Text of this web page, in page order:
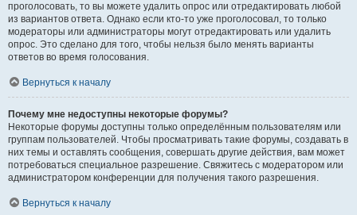
проголосовать, то вы можете удалить опрос или отредактировать любой
из вариантов ответа. Однако если кто-то уже проголосовал, то только
модераторы или администраторы могут отредактировать или удалить
опрос. Это сделано для того, чтобы нельзя было менять варианты
ответов во время голосования.
Вернуться к началу
Почему мне недоступны некоторые форумы?
Некоторые форумы доступны только определённым пользователям или
группам пользователей. Чтобы просматривать такие форумы, создавать в
них темы и оставлять сообщения, совершать другие действия, вам может
потребоваться специальное разрешение. Свяжитесь с модератором или
администратором конференции для получения такого разрешения.
Вернуться к началу